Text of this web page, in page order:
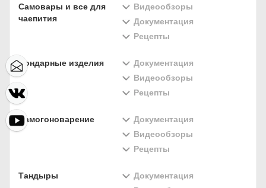
Самовары и все для
чаепития
Видеообзоры
Документация
Рецепты
Бондарные изделия
Документация
Видеообзоры
Рецепты
Самогоноварение
Документация
Видеообзоры
Рецепты
Тандыры
Документация